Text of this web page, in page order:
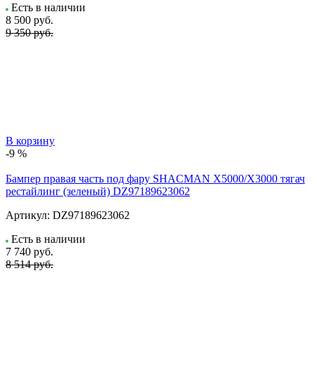
Есть в наличии
8 500 руб.
9 350 руб.
В корзину
-9 %
Бампер правая часть под фару SHACMAN X5000/X3000 тягач
рестайлинг (зеленый) DZ97189623062
Артикул: DZ97189623062
Есть в наличии
7 740 руб.
8 514 руб.